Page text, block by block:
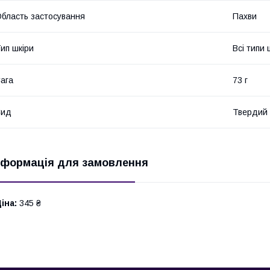
застосування Пахви
шкіри Всі типи
73 г
Твердий
для замовлення
345 ₴